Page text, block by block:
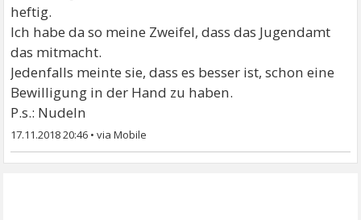
heftig.
Ich habe da so meine Zweifel, dass das Jugendamt
das mitmacht.
Jedenfalls meinte sie, dass es besser ist, schon eine
Bewilligung in der Hand zu haben.
P.s.: Nudeln
17.11.2018 20:46 •